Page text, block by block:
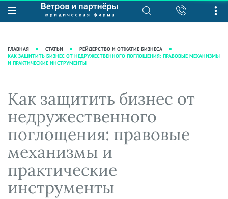
О нас
Рекомендации
Преимущества юридической
фирмы
Кейсы
Вакансии
Юридические услуги
Ведение судебных дел
Интеллектуальная собственность
Налоговая практика
Сопровождение бизнеса
Ведение уголовных дел
Защита активов
Ведение дел о банкротстве
База знаний
Журнал "Секреты арбитражной
практики"
Аудиоподкасты
Видеоподкасты
Справочная
Вопросы-ответы
Вебинары и семинары
Прямые эфиры
ГЛАВНАЯ СТАТЬИ
РЕЙДЕРСТВО И ОТЖАТИЕ БИЗНЕСА
КАК ЗАЩИТИТЬ БИЗНЕС ОТ НЕДРУЖЕСТВЕННОГО ПОГЛОЩЕНИЯ: ПРАВОВЫЕ МЕХАНИЗМЫ
И ПРАКТИЧЕСКИЕ ИНСТРУМЕНТЫ
Как защитить бизнес от
недружественного
поглощения: правовые
механизмы и
практические
инструменты